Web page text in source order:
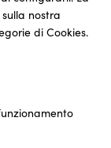
nostra
di Cookies.